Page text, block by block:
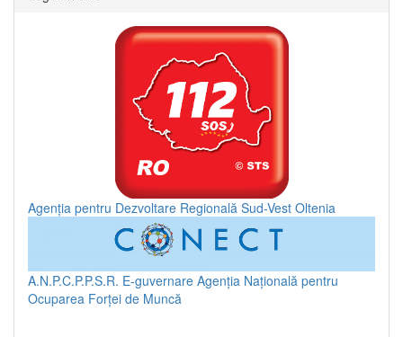
Agenția pentru Dezvoltare Regională Sud-Vest Oltenia
A.N.P.C.P.P.S.R. E-guvernare Agenția Națională pentru
Ocuparea Forței de Muncă